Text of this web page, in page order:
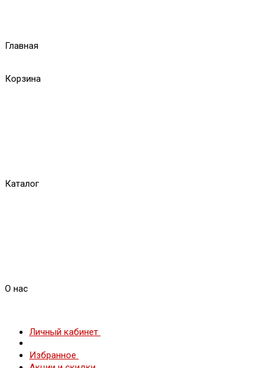
Главная
Корзина
Каталог
О нас
Личный кабинет
Избранное